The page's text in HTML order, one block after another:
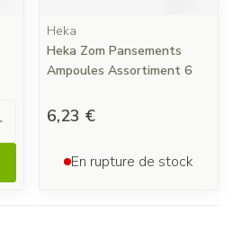
Heka
Heka Zom Pansements
Ampoules Assortiment 6
6,23 €
En rupture de stock